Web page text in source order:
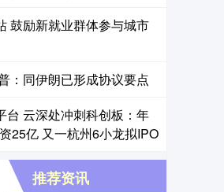
鼓励新就业群体参与城市
：同伊朗已形成协议要点
台 云深处冲刺科创板：年
25亿 又一杭州6小龙拟IPO
推荐资讯